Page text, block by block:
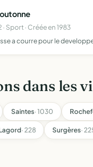
Sport · Créée en 1983
a courre pour le
dans les
Saintes· 1030
· 228 Surgères·